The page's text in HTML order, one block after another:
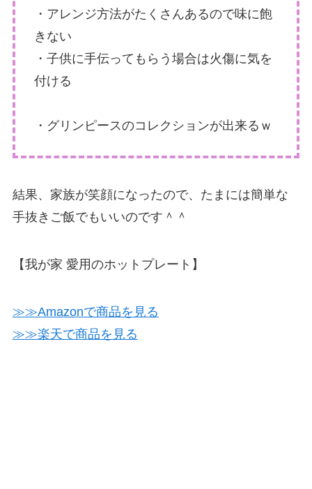
・アレンジ方法がたくさんあるので味に飽
きない
・子供に手伝ってもらう場合は火傷に気を
付ける
・グリンピースのコレクションが出来るｗ
結果、家族が笑顔になったので、たまには簡単な
手抜きご飯でもいいのです＾＾
【我が家 愛用のホットプレート】
≫≫Amazonで商品を見る
≫≫楽天で商品を見る